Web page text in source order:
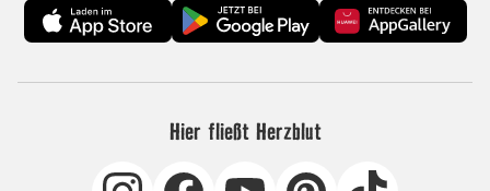
Hier fließt Herzblut